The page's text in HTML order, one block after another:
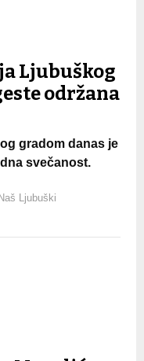
Ljubuškog
održana
gradom danas je
svečanost.
Naš Ljubuški